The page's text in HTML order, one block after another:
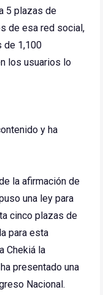
5 plazas de
de esa red social,
de 1,100
los usuarios lo
y ha
la afirmación de
una ley para
cinco plazas de
para esta
Chekiá la
presentado una
Nacional.